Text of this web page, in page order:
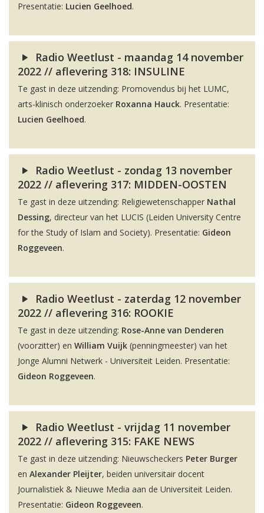
Presentatie: Lucien Geelhoed.
Radio Weetlust - maandag 14 november
2022 // aflevering 318: INSULINE
Te gast in deze uitzending: Promovendus bij het LUMC,
arts-klinisch onderzoeker Roxanna Hauck. Presentatie:
Lucien Geelhoed.
Radio Weetlust - zondag 13 november
2022 // aflevering 317: MIDDEN-OOSTEN
Te gast in deze uitzending: Religiewetenschapper Nathal
Dessing, directeur van het LUCIS (Leiden University Centre
for the Study of Islam and Society). Presentatie: Gideon
Roggeveen.
Radio Weetlust - zaterdag 12 november
2022 // aflevering 316: ROOKIE
Te gast in deze uitzending: Rose-Anne van Denderen
(voorzitter) en William Vuijk (penningmeester) van het
Jonge Alumni Netwerk - Universiteit Leiden. Presentatie:
Gideon Roggeveen.
Radio Weetlust - vrijdag 11 november
2022 // aflevering 315: FAKE NEWS
Te gast in deze uitzending: Nieuwscheckers Peter Burger
en Alexander Pleijter, beiden universitair docent
Journalistiek & Nieuwe Media aan de Universiteit Leiden.
Presentatie: Gideon Roggeveen.